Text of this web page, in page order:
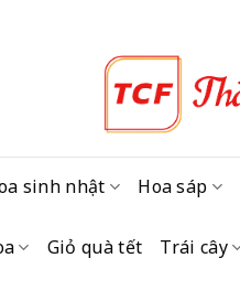
sinh nhật Hoa sáp
Giỏ quà tết Trái cây